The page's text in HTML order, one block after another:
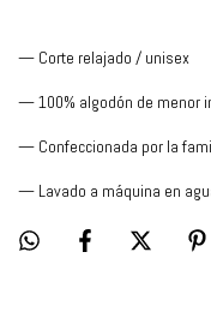
— Corte relajado / unisex
— 100% algodón de menor
— Confeccionada por la
— Lavado a máquina en